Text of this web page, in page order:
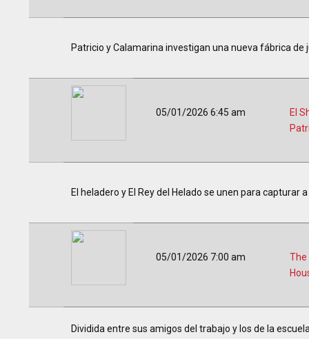
Patricio y Calamarina investigan una nueva fábrica
05/01/2026 6:45 am
El
El heladero y El Rey del Helado se unen para
05/01/2026 7:00 am
The
Dividida entre sus amigos del trabajo y los de la